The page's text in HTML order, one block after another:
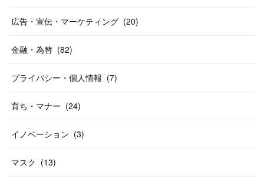
広告・宣伝・マーケティング (20)
金融・為替 (82)
プライバシー・個人情報 (7)
育ち・マナー (24)
イノベーション (3)
マスク (13)